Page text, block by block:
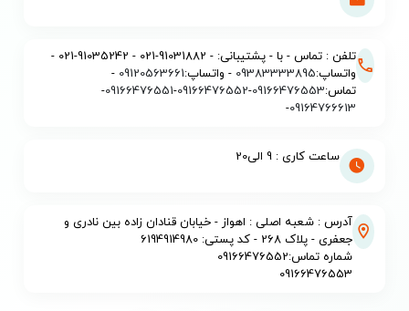
تلفن : تماس - با - پشتیبانی: - 91031882-021 - 91035242-021 -
واتساپ:09383333895 - واتساپ:09120563661
-
تماس:09166476553
-
09166476552
-
09166476551
-
09164766613
-
ساعت کاری : 9 الی20
آدرس : شعبه اصلی : اهواز - خیابان قنادان زاده بین نادری و
جعفری - پلاک 268 - کد پستی: 6194914980
شماره تماس:09166476552
09166476553